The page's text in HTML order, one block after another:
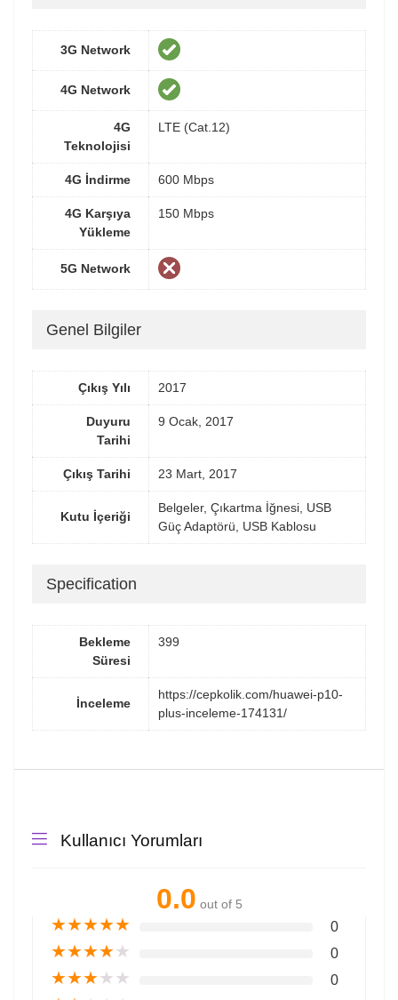
3G Network
4G Network
4G
Teknolojisi
LTE (Cat.12)
4G İndirme 600 Mbps
4G Karşıya
Yükleme
150 Mbps
5G Network
Genel Bilgiler
Çıkış Yılı 2017
Duyuru
Tarihi
9 Ocak, 2017
Çıkış Tarihi 23 Mart, 2017
Kutu İçeriği
Belgeler, Çıkartma İğnesi, USB
Güç Adaptörü, USB Kablosu
Specification
Bekleme
Süresi
399
İnceleme
https://cepkolik.com/huawei-p10-
plus-inceleme-174131/
Kullanıcı Yorumları
0.0 out of 5
★★★★★ 0
★★★★★ 0
★★★★★ 0